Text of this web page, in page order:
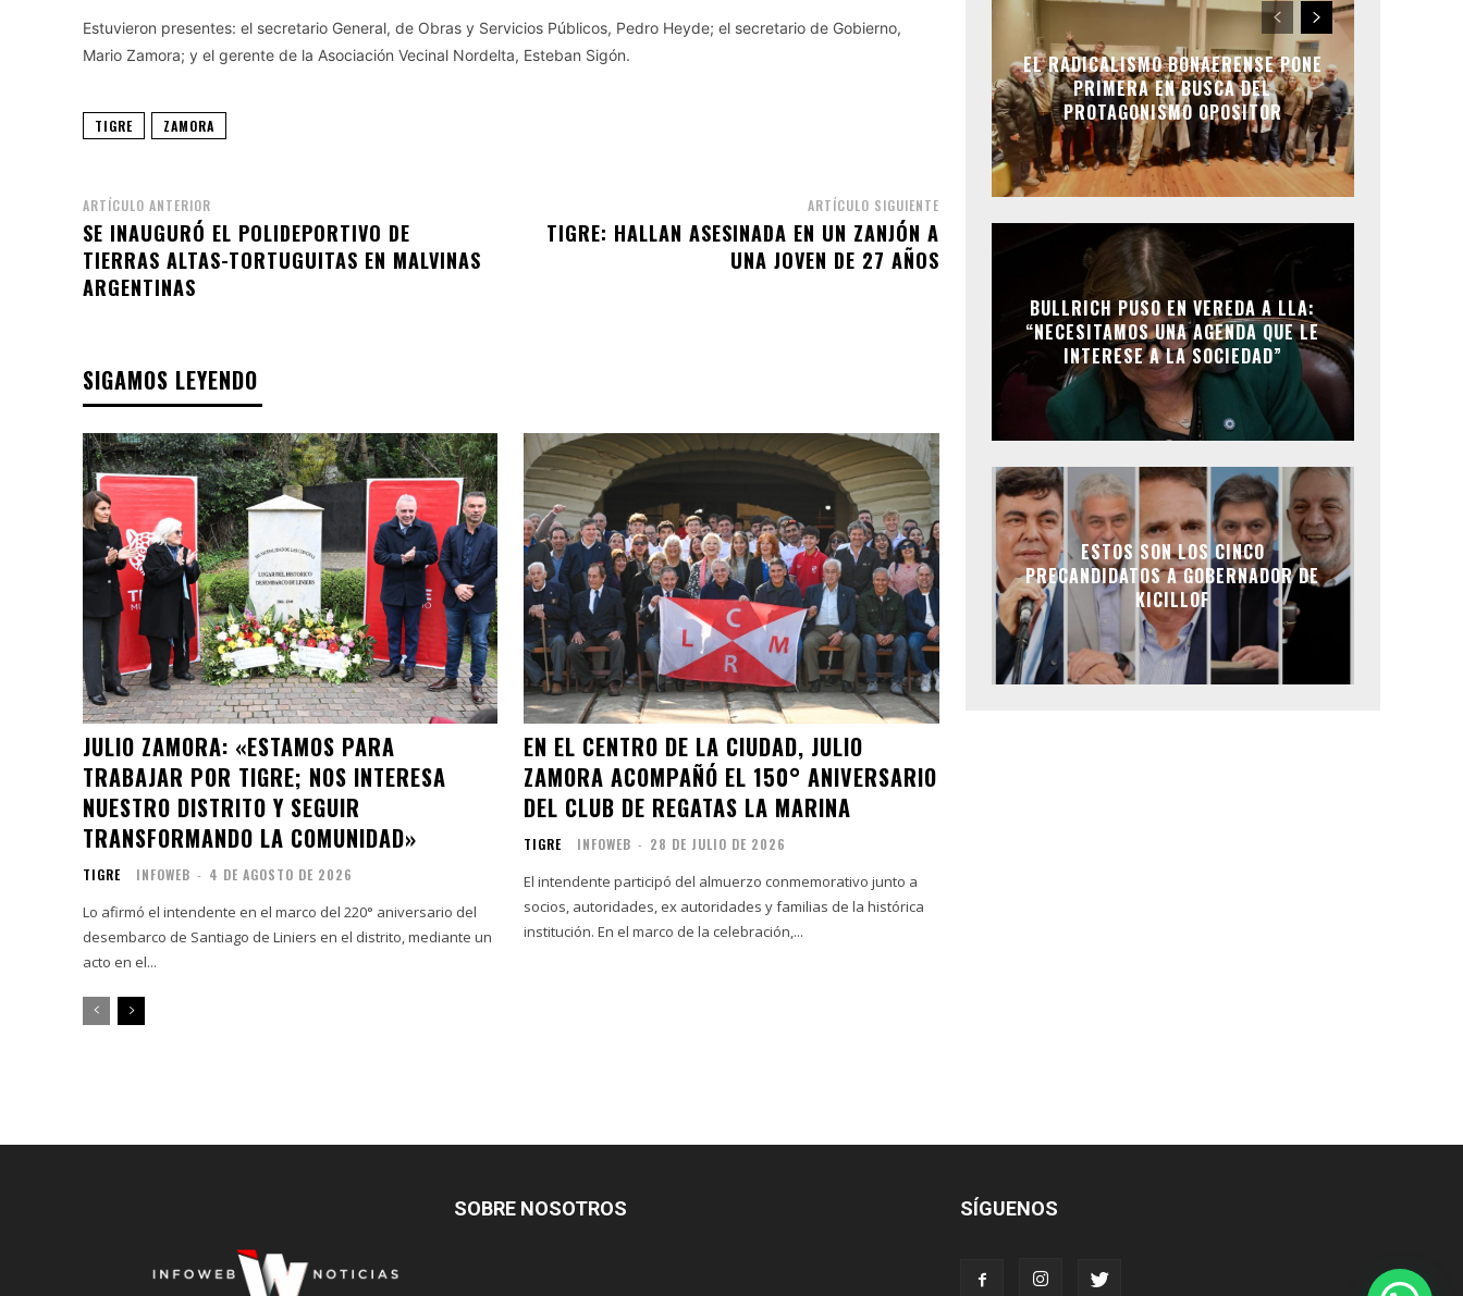
Estuvieron presentes: el secretario General, de Obras y Servicios Públicos, Pedro Heyde; el secretario de Gobierno,
Mario Zamora; y el gerente de la Asociación Vecinal Nordelta, Esteban Sigón.
TIGRE ZAMORA
ARTÍCULO ANTERIOR
SE INAUGURÓ EL POLIDEPORTIVO DE
TIERRAS ALTAS-TORTUGUITAS EN MALVINAS
ARGENTINAS
ARTÍCULO SIGUIENTE
TIGRE: HALLAN ASESINADA EN UN ZANJÓN A
UNA JOVEN DE 27 AÑOS
SIGAMOS LEYENDO
JULIO ZAMORA: «ESTAMOS PARA
TRABAJAR POR TIGRE; NOS INTERESA
NUESTRO DISTRITO Y SEGUIR
TRANSFORMANDO LA COMUNIDAD»
TIGRE INFOWEB - 4 DE AGOSTO DE 2026
Lo afirmó el intendente en el marco del 220° aniversario del
desembarco de Santiago de Liniers en el distrito, mediante un
acto en el...
EN EL CENTRO DE LA CIUDAD, JULIO
ZAMORA ACOMPAÑÓ EL 150° ANIVERSARIO
DEL CLUB DE REGATAS LA MARINA
TIGRE INFOWEB - 28 DE JULIO DE 2026
El intendente participó del almuerzo conmemorativo junto a
socios, autoridades, ex autoridades y familias de la histórica
institución. En el marco de la celebración,...
EL RADICALISMO BONAERENSE PONE
PRIMERA EN BUSCA DEL
PROTAGONISMO OPOSITOR
BULLRICH PUSO EN VEREDA A LLA:
“NECESITAMOS UNA AGENDA QUE LE
INTERESE A LA SOCIEDAD”
ESTOS SON LOS CINCO
PRECANDIDATOS A GOBERNADOR DE
KICILLOF
SOBRE NOSOTROS SÍGUENOS